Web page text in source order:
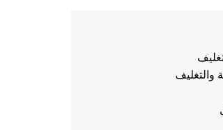
والتغليف